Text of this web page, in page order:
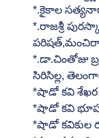
*.కైకాల
*.రాజశ్రీ
*.డా.చింతోజు
సిరిసిల్ల,
*షాడో కవి శేఖర
*షాడో కవి
*షాడో కవికుల